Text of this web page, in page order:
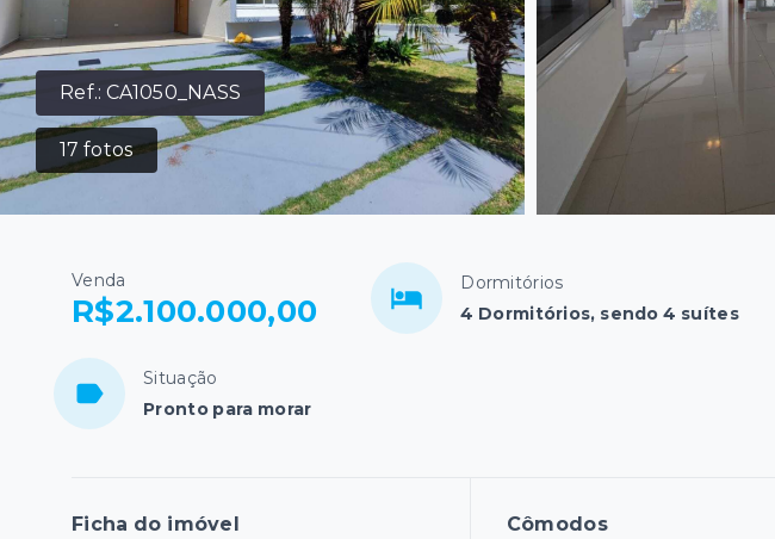
Ref.:CA1050_NASS
17 fotos
Venda
R$2.100.000,00
Dormitórios
4 Dormitórios, sendo 4 suítes
Situação
Pronto para morar
Cômodos
Ficha do imóvel